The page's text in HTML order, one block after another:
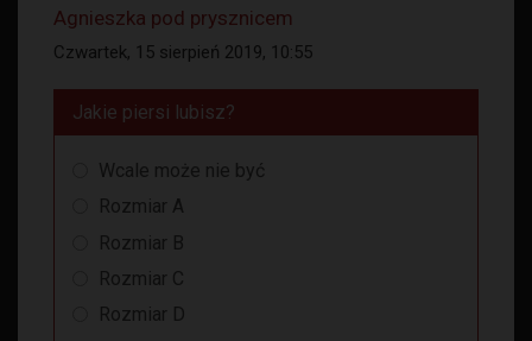
Agnieszka pod prysznicem
Czwartek, 15 sierpień 2019, 10:55
Jakie piersi lubisz?
Wcale może nie być
Rozmiar A
Rozmiar B
Rozmiar C
Rozmiar D